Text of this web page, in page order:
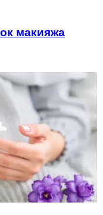
макияжа